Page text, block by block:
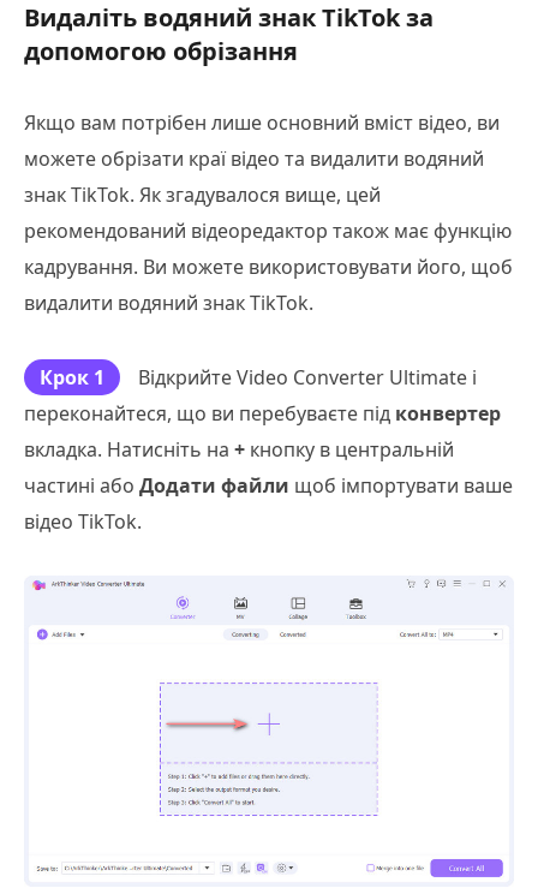
Видаліть водяний знак TikTok за
допомогою обрізання
Якщо вам потрібен лише основний вміст відео, ви
можете обрізати краї відео та видалити водяний
знак TikTok. Як згадувалося вище, цей
рекомендований відеоредактор також має функцію
кадрування. Ви можете використовувати його, щоб
видалити водяний знак TikTok.
Крок 1
Відкрийте Video Converter Ultimate і
переконайтеся, що ви перебуваєте під конвертер
вкладка. Натисніть на + кнопку в центральній
частині або Додати файли щоб імпортувати ваше
відео TikTok.